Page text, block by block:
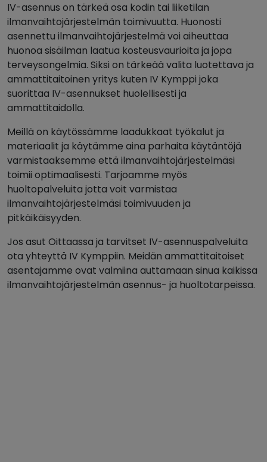
IV-asennus on tärkeä osa kodin tai liiketilan
ilmanvaihtojärjestelmän toimivuutta. Huonosti
asennettu ilmanvaihtojärjestelmä voi aiheuttaa
huonoa sisäilman laatua kosteusvaurioita ja jopa
terveysongelmia. Siksi on tärkeää valita luotettava ja
ammattitaitoinen yritys kuten IV Kymppi joka
suorittaa IV-asennukset huolellisesti ja
ammattitaidolla.
Meillä on käytössämme laadukkaat työkalut ja
materiaalit ja käytämme aina parhaita käytäntöjä
varmistaaksemme että ilmanvaihtojärjestelmäsi
toimii optimaalisesti. Tarjoamme myös
huoltopalveluita jotta voit varmistaa
ilmanvaihtojärjestelmäsi toimivuuden ja
pitkäikäisyyden.
Jos asut Oittaassa ja tarvitset IV-asennuspalveluita
ota yhteyttä IV Kymppiin. Meidän ammattitaitoiset
asentajamme ovat valmiina auttamaan sinua kaikissa
ilmanvaihtojärjestelmän asennus- ja huoltotarpeissa.